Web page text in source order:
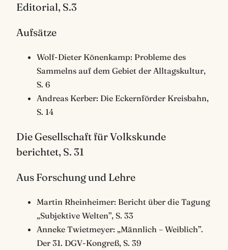
Editorial, S.3
Aufsätze
Wolf-Dieter Könenkamp: Probleme des
Sammelns auf dem Gebiet der Alltagskultur,
S. 6
Andreas Kerber: Die Eckernförder Kreisbahn,
S. 14
Die Gesellschaft für Volkskunde
berichtet, S. 31
Aus Forschung und Lehre
Martin Rheinheimer: Bericht über die Tagung
„Subjektive Welten”, S. 33
Anneke Twietmeyer: „Männlich – Weiblich”.
Der 31. DGV-Kongreß, S. 39